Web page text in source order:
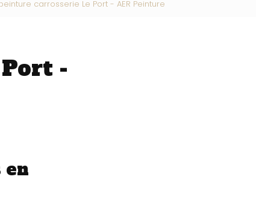
carrosserie Le Port - AER Peinture
-
en